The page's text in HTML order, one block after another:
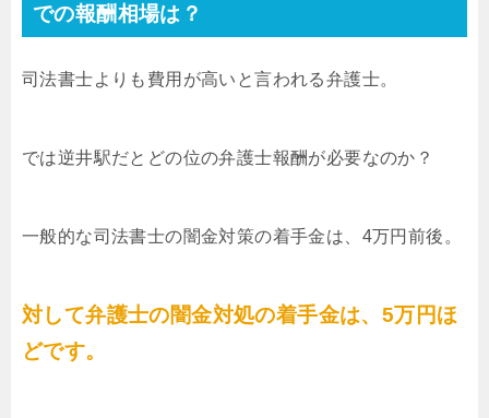
での報酬相場は？
司法書士よりも費用が高いと言われる弁護士。
では逆井駅だとどの位の弁護士報酬が必要なのか？
一般的な司法書士の闇金対策の着手金は、4万円前後。
対して弁護士の闇金対処の着手金は、5万円ほ
どです。